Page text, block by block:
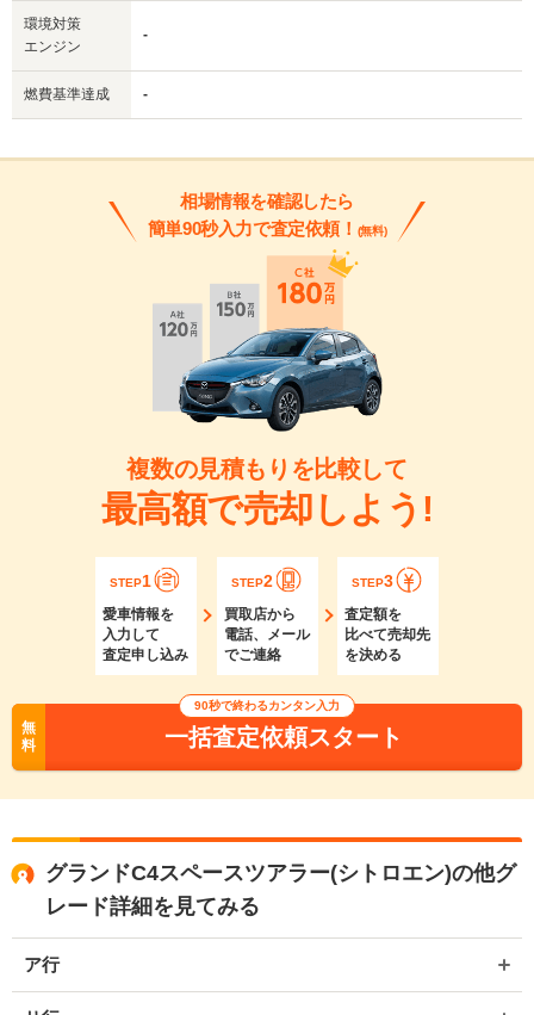
環境対策
エンジン
-
燃費基準達成 -
相場情報を確認したら
簡単90秒入力で査定依頼！ (無料)
複数の見積もりを比較して
最高額で売却しよう!
STEP1
愛車情報を
入力して
査定申し込み
STEP2
買取店から
電話、メール
でご連絡
STEP3
査定額を
比べて売却先
を決める
無
料
90秒で終わるカンタン入力
一括査定依頼スタート
グランドC4スペースツアラー(シトロエン)の他グ
レード詳細を見てみる
ア行